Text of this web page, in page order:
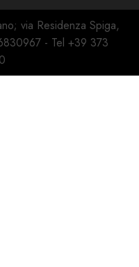
via Residenza Spiga,
- Tel +39 373